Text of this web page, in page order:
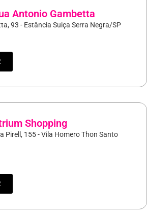
Antonio Gambetta
93 - Estância Suiça Serra Negra/SP
Shopping
Pirell, 155 - Vila Homero Thon Santo